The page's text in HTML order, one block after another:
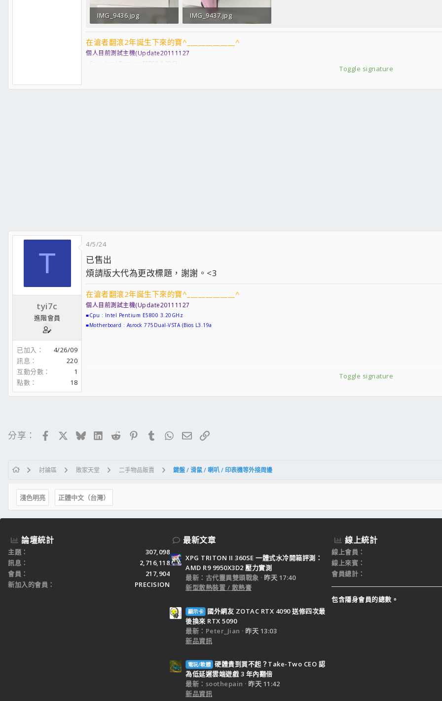
IMG_9436.jpg
396.3 KB · 人氣： 85
IMG_9437.jpg
322.2 KB · 人氣： 95
Toggle signature
在滄者翻滾2年誕生下來的寶^_____________^
個人目前測試主機(Update20111127
■Cpu : Intel Pentium E5800 3.20GHz
■Memory : Corsair 2G x 2 Modules DDR2
■Vga : Galaxy GT220 DDR3 512MB
■Hard disk2 : IDE seagate 80GB
■Network card : Bigfoot Killer 2100 Gaming Network Card
■case : 棒棒糖,黑銀
■Monitor : Acer 17 LCD
■Mousepad : ZOWIE SWIFT
■Keyboard : SteelSeries 7G
■Mouse : Microsoft option wheel mouse
T
tyi7c
進階會員
已加入
4/26/09
訊息
220
互動分數
1
點數
18
4/5/24
已售出
煩請版大代為更改標題，謝謝。<3
Toggle signature
在滄者翻滾2年誕生下來的寶^_____________^
個人目前測試主機(Update20111127
■Cpu : Intel Pentium E5800 3.20GHz
■Motherboard : Asrock 775Dual-VSTA (Bios L3.19a
■Keyboard : LeMel KB-2001-P
■Motherboard : P5N32-SLI Premium/WiFi-AP (Bios 1002
■Vga : Galaxy GT220 DDR3 512MB
■Hard disk : ADATA SSD s592 32GB (system
■Mousepad : ZOWIE SWIFT
■Keyboard : SteelSeries 7G
■Mouse : Microsoft option wheel mouse
■Cpu : Intel Pentium G6950 2.80Ghz (已轉讓
■Motherboard : Msi P55m-GD41 (已轉讓
■Monitor : Samsung SyncMaster 2233RZ
■Mouse : IntelliMouse Optical 紅光鯊
分享： FacebookBlueskyLinkedIn
RedditPinterestTumblrWhatsApp
電子郵件
連結
討論區 敗家天堂 二手物品販賣 鍵盤 / 滑鼠 / 喇叭 / 印表機等外接周邊
淺色明亮 正體中文（台灣）
論壇統計
主題
307,098
訊息
2,716,118
會員
217,904
新加入的會員
PRECISION
最新文章
XPG TRITON II 360SE 一體式水冷開箱評測：
AMD R9 9950X3D2 壓力實測
最新：古代靈異雙頭戰象
昨天 17:40
新型散熱裝置 / 散熱膏
顯示卡
國外網友 ZOTAC RTX 4090 送修四次最
後換來 RTX 5090
最新：Peter_Jian
昨天 13:03
新品資訊
電玩/軟體 硬體貴到買不起？Take-Two CEO 認
為低延遲雲端遊戲 3 年內翻倍
最新：soothepain
昨天 11:42
新品資訊
線上統計
線上會員
線上來賓
會員總計
包含隱身會員的總數。